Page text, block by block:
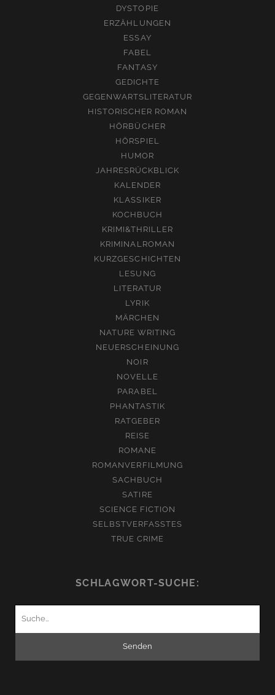
DYSTOPIE
ERZÄHLUNGEN
ESSAY
FABEL
FANTASY
GEDICHTE
GEGENWARTSLITERATUR
HISTORISCHER ROMAN
HÖRBÜCHER
HÖRSPIEL
HUMOR
JAHRESRÜCKBLICK
KALENDER
KLASSIKER
KOCHBUCH
KRIMI&THRILLER
KRIMINALROMAN
KURZGESCHICHTEN
LESUNG
LITERATUR
LYRIK
MÄRCHEN
NATURE WRITING
NEUERSCHEINUNG
NOIR
NOVELLE
PARABEL
PHANTASTIK
RATGEBER
REISE
ROMANE
ROMANVERFILMUNG
SACHBUCH
SATIRE
SCIENCE FICTION
SELBSTVERFASSTES
TRUE CRIME
SCHLAGWORT-SUCHE: